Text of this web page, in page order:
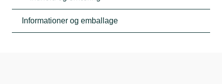
Informationer og emballage